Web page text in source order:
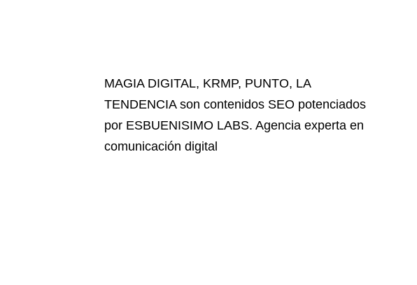
MAGIA DIGITAL, KRMP, PUNTO, LA
TENDENCIAson contenidos SEO potenciados
por ESBUENISIMO LABS. Agencia experta en
comunicación digital